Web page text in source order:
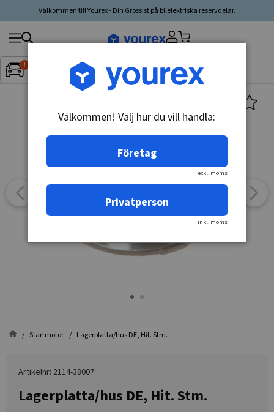
Välkommen till Yourex - Din Grossist på bilelektriska reservdelar.
Inget fordon valt▼
Sök
produkt,
tillverkare,
Startmotor Lagerplatta/hus DE, Hit. Stm.
Artikelnr: 2114-38007
Lagerplatta/hus DE, Hit. Stm.
Välkommen! Välj hur du vill handla:
Företag
exkl. moms
Privatperson
inkl. moms